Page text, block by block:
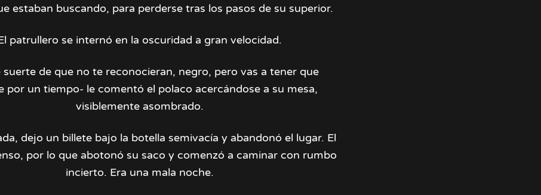
estaban buscando, para perderse tras los pasos de su superior.
patrullero se internó en la oscuridad a gran velocidad.
suerte de que no te reconocieran, negro, pero vas a tener que
por un tiempo- le comentó el polaco acercándose a su mesa,
visiblemente asombrado.
dejo un billete bajo la botella semivacía y abandonó el lugar. El
por lo que abotonó su saco y comenzó a caminar con rumbo
incierto. Era una mala noche.